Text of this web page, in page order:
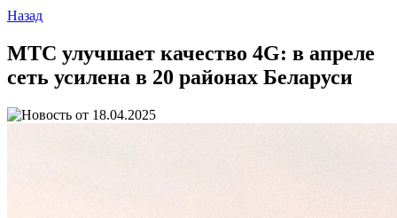
Назад
МТС улучшает качество 4G: в апреле
сеть усилена в 20 районах Беларуси
18.04.2025